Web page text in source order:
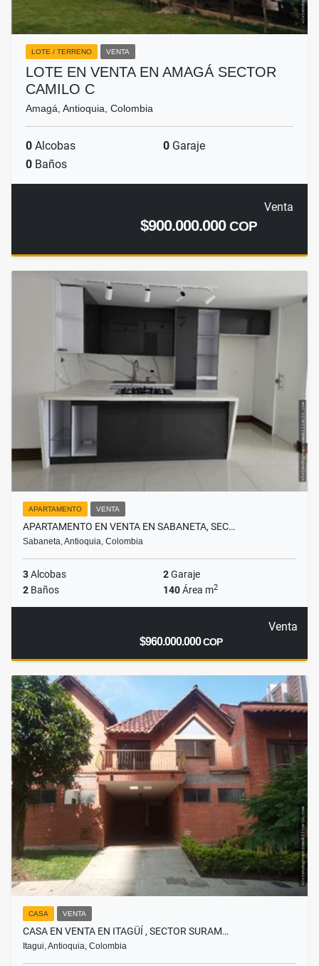
LOTE / TERRENO VENTA
LOTE EN VENTA EN AMAGÁ SECTOR
CAMILO C
Amagá, Antioquia, Colombia
0 Alcobas 0 Garaje
0 Baños
Venta
$900.000.000COP
APARTAMENTO VENTA
APARTAMENTO EN VENTA EN SABANETA, SEC…
Sabaneta, Antioquia, Colombia
3Alcobas 2Garaje
2 Baños 140Área m2
Venta
$960.000.000COP
CASA VENTA
CASA EN VENTA EN ITAGÜÍ , SECTOR SURAM…
Itagui, Antioquia, Colombia